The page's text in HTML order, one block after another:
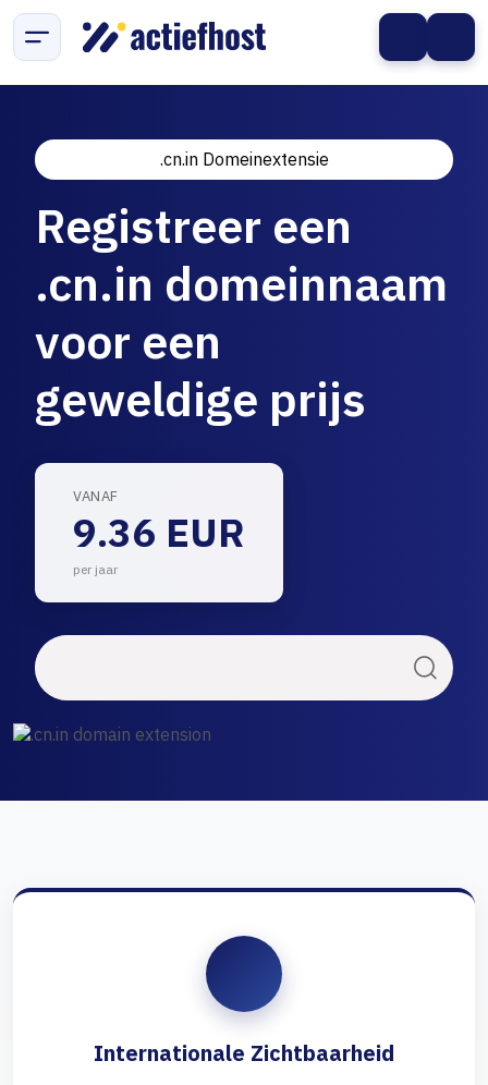
.cn.in Domeinextensie
Registreer een
.cn.in domeinnaam
voor een
geweldige prijs
VANAF
9.36 EUR
per jaar
Internationale Zichtbaarheid